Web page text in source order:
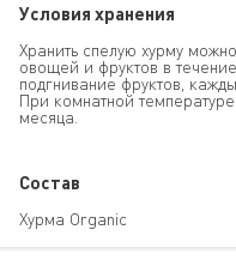
Условия хранения
Хранить спелую хурму
овощей и фруктов в
подгнивание фруктов,
При комнатной
месяца.
Состав
Хурма Organic